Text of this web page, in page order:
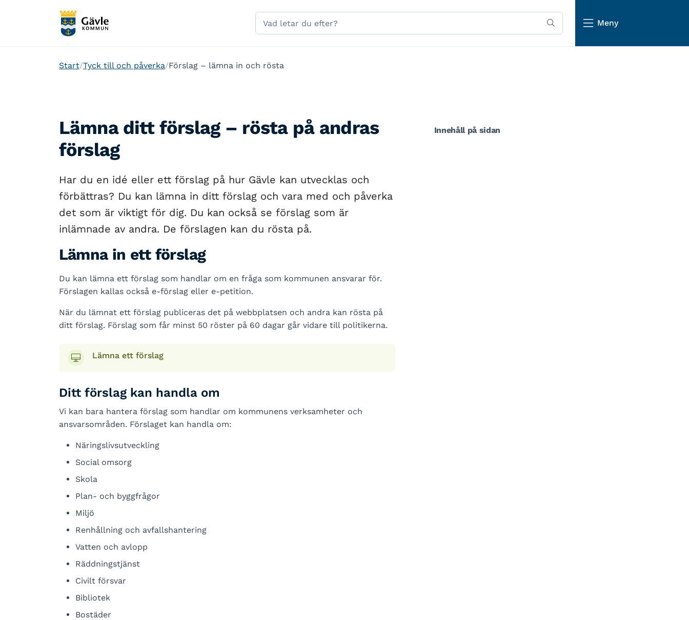
Sök
på
Meny
Start Tyck till och påverka Förslag – lämna in och rösta
Lämna ditt förslag – rösta på andras
förslag
Har du en idé eller ett förslag på hur Gävle kan utvecklas och
förbättras? Du kan lämna in ditt förslag och vara med och påverka
det som är viktigt för dig. Du kan också se förslag som är
inlämnade av andra. De förslagen kan du rösta på.
Lämna in ett förslag
Du kan lämna ett förslag som handlar om en fråga som kommunen ansvarar för.
Förslagen kallas också e-förslag eller e-petition.
När du lämnat ett förslag publiceras det på webbplatsen och andra kan rösta på
ditt förslag. Förslag som får minst 50 röster på 60 dagar går vidare till politikerna.
Lämna ett förslag
Ditt förslag kan handla om
Vi kan bara hantera förslag som handlar om kommunens verksamheter och
ansvarsområden. Förslaget kan handla om:
Näringslivsutveckling
Social omsorg
Skola
Plan- och byggfrågor
Miljö
Renhållning och avfallshantering
Vatten och avlopp
Räddningstjänst
Civilt försvar
Bibliotek
Bostäder
Innehåll på sidan